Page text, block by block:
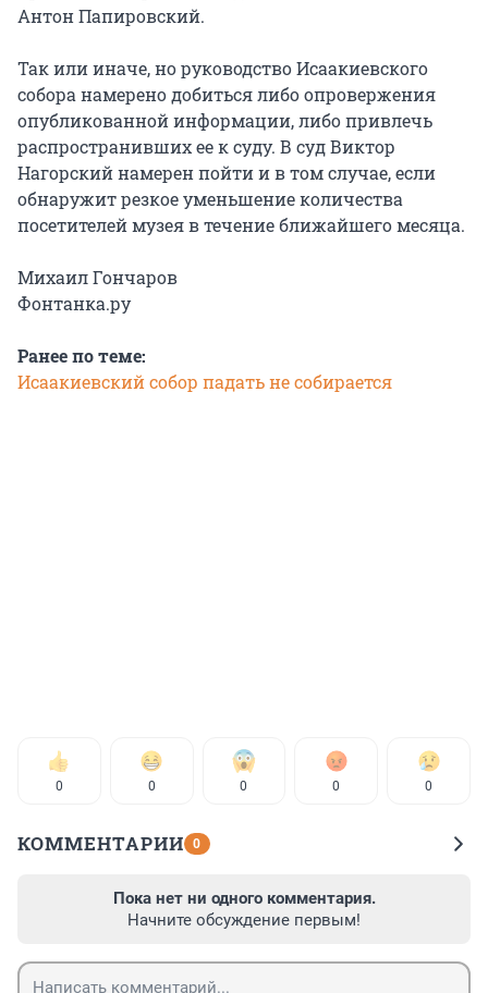
Антон Папировский.
Так или иначе, но руководство Исаакиевского
собора намерено добиться либо опровержения
опубликованной информации, либо привлечь
распространивших ее к суду. В суд Виктор
Нагорский намерен пойти и в том случае, если
обнаружит резкое уменьшение количества
посетителей музея в течение ближайшего месяца.
Михаил Гончаров
Фонтанка.ру
Ранее по теме:
Исаакиевский собор падать не собирается
0 0 0 0 0
КОММЕНТАРИИ 0
Пока нет ни одного комментария.
Начните обсуждение первым!